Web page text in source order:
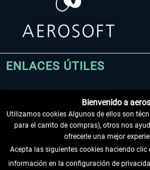
ENLACES ÚTILES
Bienvenido a
Utilizamos cookies Algunos de ellos son
para el carrito de compras), otros nos
ofrecerle una mejor
Acepta las siguientes cookies haciendo
información en la configuración de